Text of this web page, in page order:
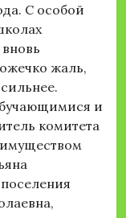
С особой
жаль,
и
комитета